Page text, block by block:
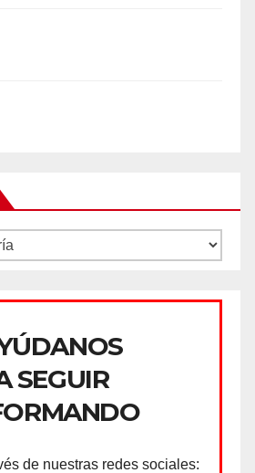
SEGUIR
de nuestras redes sociales: